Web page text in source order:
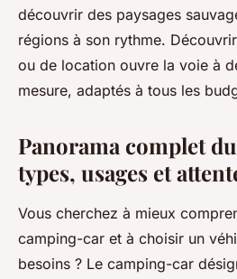
découvrir des paysages
régions à son rythme.
ou de location ouvre la voie à
mesure, adaptés à tous les
Panorama complet
types, usages et
Vous cherchez à mieux
camping-car et à choisir un
besoins ? Le camping-car